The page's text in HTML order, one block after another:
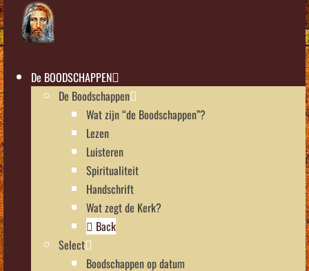
De BOODSCHAPPEN
De Boodschappen
Wat zijn “de Boodschappen”?
Lezen
Luisteren
Spiritualiteit
Handschrift
Wat zegt de Kerk?
Back
Select
Boodschappen op datum